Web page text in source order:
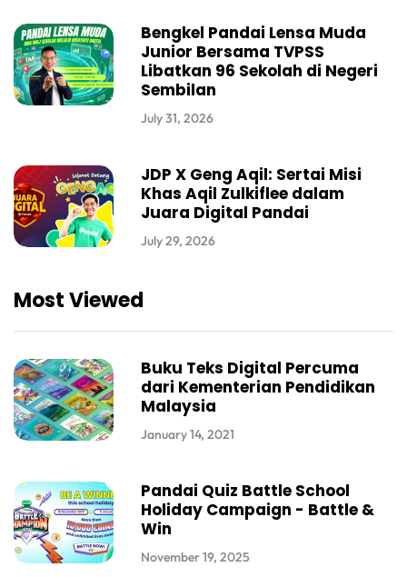
Bengkel Pandai Lensa Muda
Junior Bersama TVPSS
Libatkan 96 Sekolah di Negeri
Sembilan
July 31, 2026
JDP X Geng Aqil: Sertai Misi
Khas Aqil Zulkiflee dalam
Juara Digital Pandai
July 29, 2026
Most Viewed
Buku Teks Digital Percuma
dari Kementerian Pendidikan
Malaysia
January 14, 2021
Pandai Quiz Battle School
Holiday Campaign - Battle &
Win
November 19, 2025